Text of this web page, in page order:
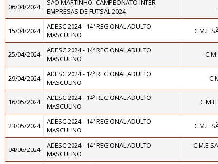
06/04/2024
SÃO MARTINHO- CAMPEONATO INTER
EMPRESAS DE FUTSAL 2024
15/04/2024
ADESC 2024 - 14º REGIONAL ADULTO
MASCULINO
C.M.E
25/04/2024
ADESC 2024 - 14º REGIONAL ADULTO
MASCULINO
29/04/2024
ADESC 2024 - 14º REGIONAL ADULTO
MASCULINO
16/05/2024
ADESC 2024 - 14º REGIONAL ADULTO
MASCULINO
C.M.E
23/05/2024
ADESC 2024 - 14º REGIONAL ADULTO
MASCULINO
C.M.E
04/06/2024
ADESC 2024 - 14º REGIONAL ADULTO
MASCULINO
C.M.E